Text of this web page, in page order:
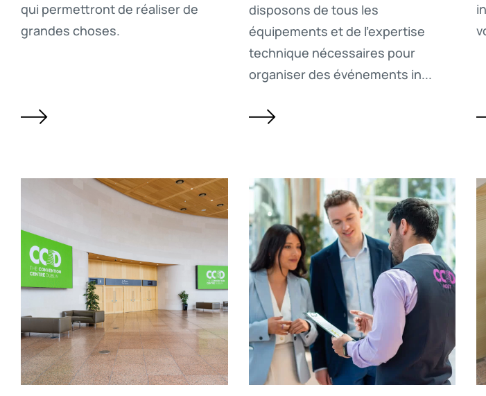
qui permettront de réaliser de
grandes choses.
disposons de tous les
équipements et de l’expertise
technique nécessaires pour
organiser des événements in...